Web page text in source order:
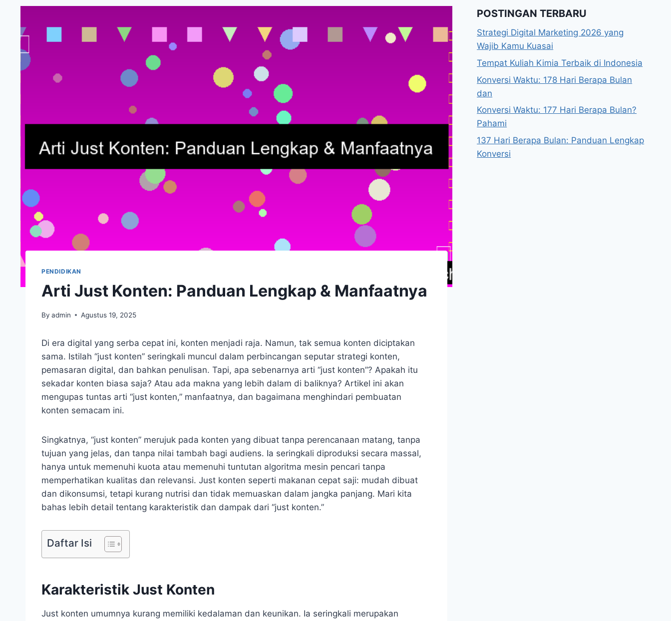
PENDIDIKAN
Arti Just Konten: Panduan Lengkap & Manfaatnya
By admin Agustus 19, 2025
Di era digital yang serba cepat ini, konten menjadi raja. Namun, tak semua konten diciptakan
sama. Istilah “just konten” seringkali muncul dalam perbincangan seputar strategi konten,
pemasaran digital, dan bahkan penulisan. Tapi, apa sebenarnya arti “just konten”? Apakah itu
sekadar konten biasa saja? Atau ada makna yang lebih dalam di baliknya? Artikel ini akan
mengupas tuntas arti “just konten,” manfaatnya, dan bagaimana menghindari pembuatan
konten semacam ini.
Singkatnya, “just konten” merujuk pada konten yang dibuat tanpa perencanaan matang, tanpa
tujuan yang jelas, dan tanpa nilai tambah bagi audiens. Ia seringkali diproduksi secara massal,
hanya untuk memenuhi kuota atau memenuhi tuntutan algoritma mesin pencari tanpa
memperhatikan kualitas dan relevansi. Just konten seperti makanan cepat saji: mudah dibuat
dan dikonsumsi, tetapi kurang nutrisi dan tidak memuaskan dalam jangka panjang. Mari kita
bahas lebih detail tentang karakteristik dan dampak dari “just konten.”
Daftar Isi
Karakteristik Just Konten
Just konten umumnya kurang memiliki kedalaman dan keunikan. Ia seringkali merupakan
POSTINGAN TERBARU
Strategi Digital Marketing 2026 yang
Wajib Kamu Kuasai
Tempat Kuliah Kimia Terbaik di Indonesia
Konversi Waktu: 178 Hari Berapa Bulan
dan
Konversi Waktu: 177 Hari Berapa Bulan?
Pahami
137 Hari Berapa Bulan: Panduan Lengkap
Konversi